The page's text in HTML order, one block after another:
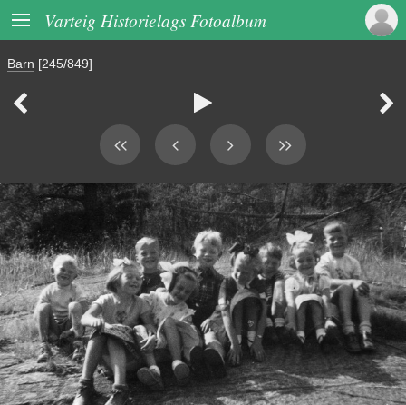
 Varteig Historielags Fotoalbum
Barn [245/849]
  